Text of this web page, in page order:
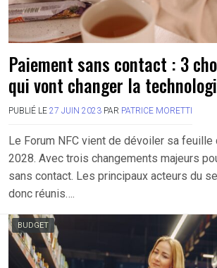
Paiement sans contact : 3
qui vont changer la
PUBLIÉ LE 27 JUIN 2023 PAR PATRICE MORETTI
Le Forum NFC vient de dévoiler sa feuille
2028. Avec trois changements majeurs
sans contact. Les principaux acteurs du
donc réunis….
BUDGET